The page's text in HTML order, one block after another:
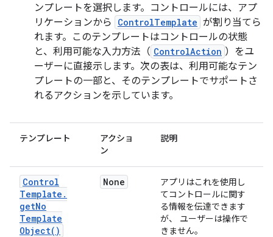
ンプレートを選択します。コントロールには、アプ
リケーションから
ControlTemplate が割り当てら
れます。このテンプレートはコントロールの状態
と、利用可能な入力方法（ ControlAction ）をユ
ーザーに直接示します。次の表は、利用可能なテン
プレートの一部と、そのテンプレートでサポートさ
れるアクションを示しています。
テンプレート
アクショ
ン
説明
Control
Template .
getNo
Template
Object( )
None
アプリはこれを使用し
てコントロールに関す
る情報を伝達できます
が、 ユーザーは操作で
きません。